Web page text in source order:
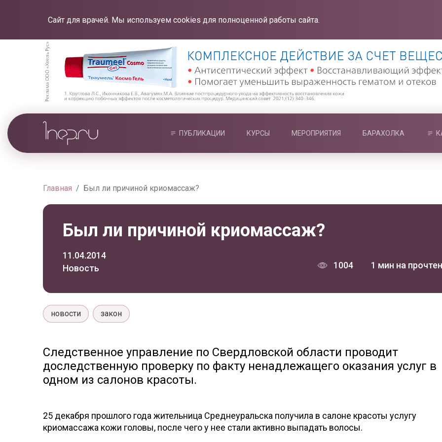
Сайт для врачей. Мы используем cookies для полноценной работы сайта.
ПУБЛИКАЦИИ КУРСЫ МЕРОПРИЯТИЯ БАРАХОЛКА
Главная Был ли причиной криомассаж?
Был ли причиной криомассаж?
11.04.2014
Новость
1004 1 мин на
новости закон
Следственное управление по Свердловской области проводит
доследственную проверку по факту ненадлежащего оказания услуг в
одном из салонов красоты.
25 декабря прошлого года жительница Среднеуральска получила в салоне красоты услугу
криомассажа кожи головы, после чего у нее стали активно выпадать волосы.